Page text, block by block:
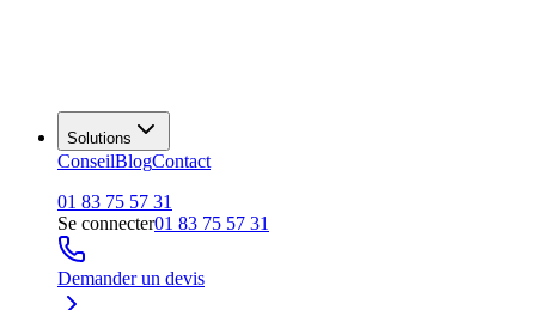
Solutions
ConseilBlogContact
01 83 75 57 31
Se connecter01 83 75 57 31
Demander un devis